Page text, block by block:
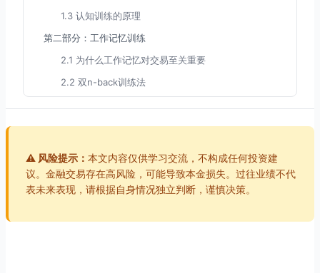
1.3 认知训练的原理
第二部分：工作记忆训练
2.1 为什么工作记忆对交易至关重要
2.2 双n-back训练法
第三部分：注意力控制训练
3.2 正念冥想训练
3.3 交易专注训练
⚠️ 风险提示： 本文内容仅供学习交流，不构成任何投资建
议。金融交易存在高风险，可能导致本金损失。过往业绩不代
表未来表现，请根据自身情况独立判断，谨慎决策。